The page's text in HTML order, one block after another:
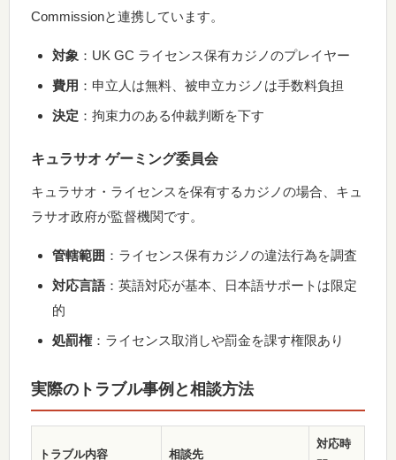
Commissionと連携しています。
対象 ：UK GC ライセンス保有カジノのプレイヤー
費用 ：申立人は無料、被申立カジノは手数料負担
決定 ：拘束力のある仲裁判断を下す
キュラサオ ゲーミング委員会
キュラサオ・ライセンスを保有するカジノの場合、キュ
ラサオ政府が監督機関です。
管轄範囲 ：ライセンス保有カジノの違法行為を調査
対応言語：英語対応が基本、日本語サポートは限定
的
処罰権：ライセンス取消しや罰金を課す権限あり
実際のトラブル事例と相談方法
トラブル内容 相談先
対応時